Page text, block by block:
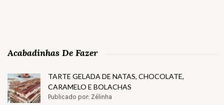
Acabadinhas De Fazer
TARTE GELADA DE NATAS, CHOCOLATE,
CARAMELO E BOLACHAS
Publicado por: Zélinha